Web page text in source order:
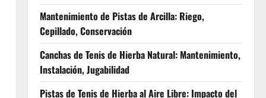
Mantenimiento de Pistas de Arcilla: Riego,
Cepillado, Conservación
Canchas de Tenis de Hierba Natural: Mantenimiento,
Instalación, Jugabilidad
Pistas de Tenis de Hierba al Aire Libre: Impacto del